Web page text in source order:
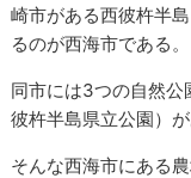
崎市がある西彼杵半
るのが西海市である。
同市には3つの自然公
彼杵半島県立公園）
そんな西海市にある